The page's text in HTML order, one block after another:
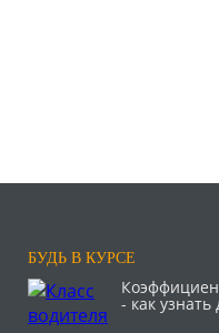
БУДЬ В КУРСЕ
- как